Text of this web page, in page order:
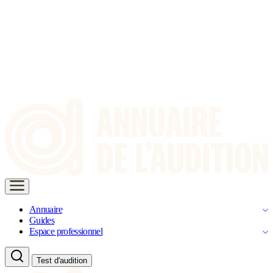
Annuaire
Guides
Espace professionnel
Test d'audition